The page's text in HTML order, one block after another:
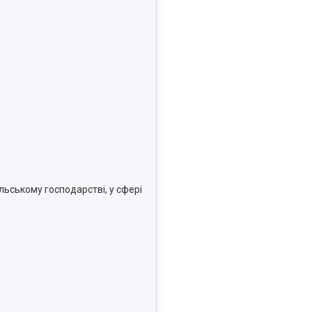
господарстві, у сфері